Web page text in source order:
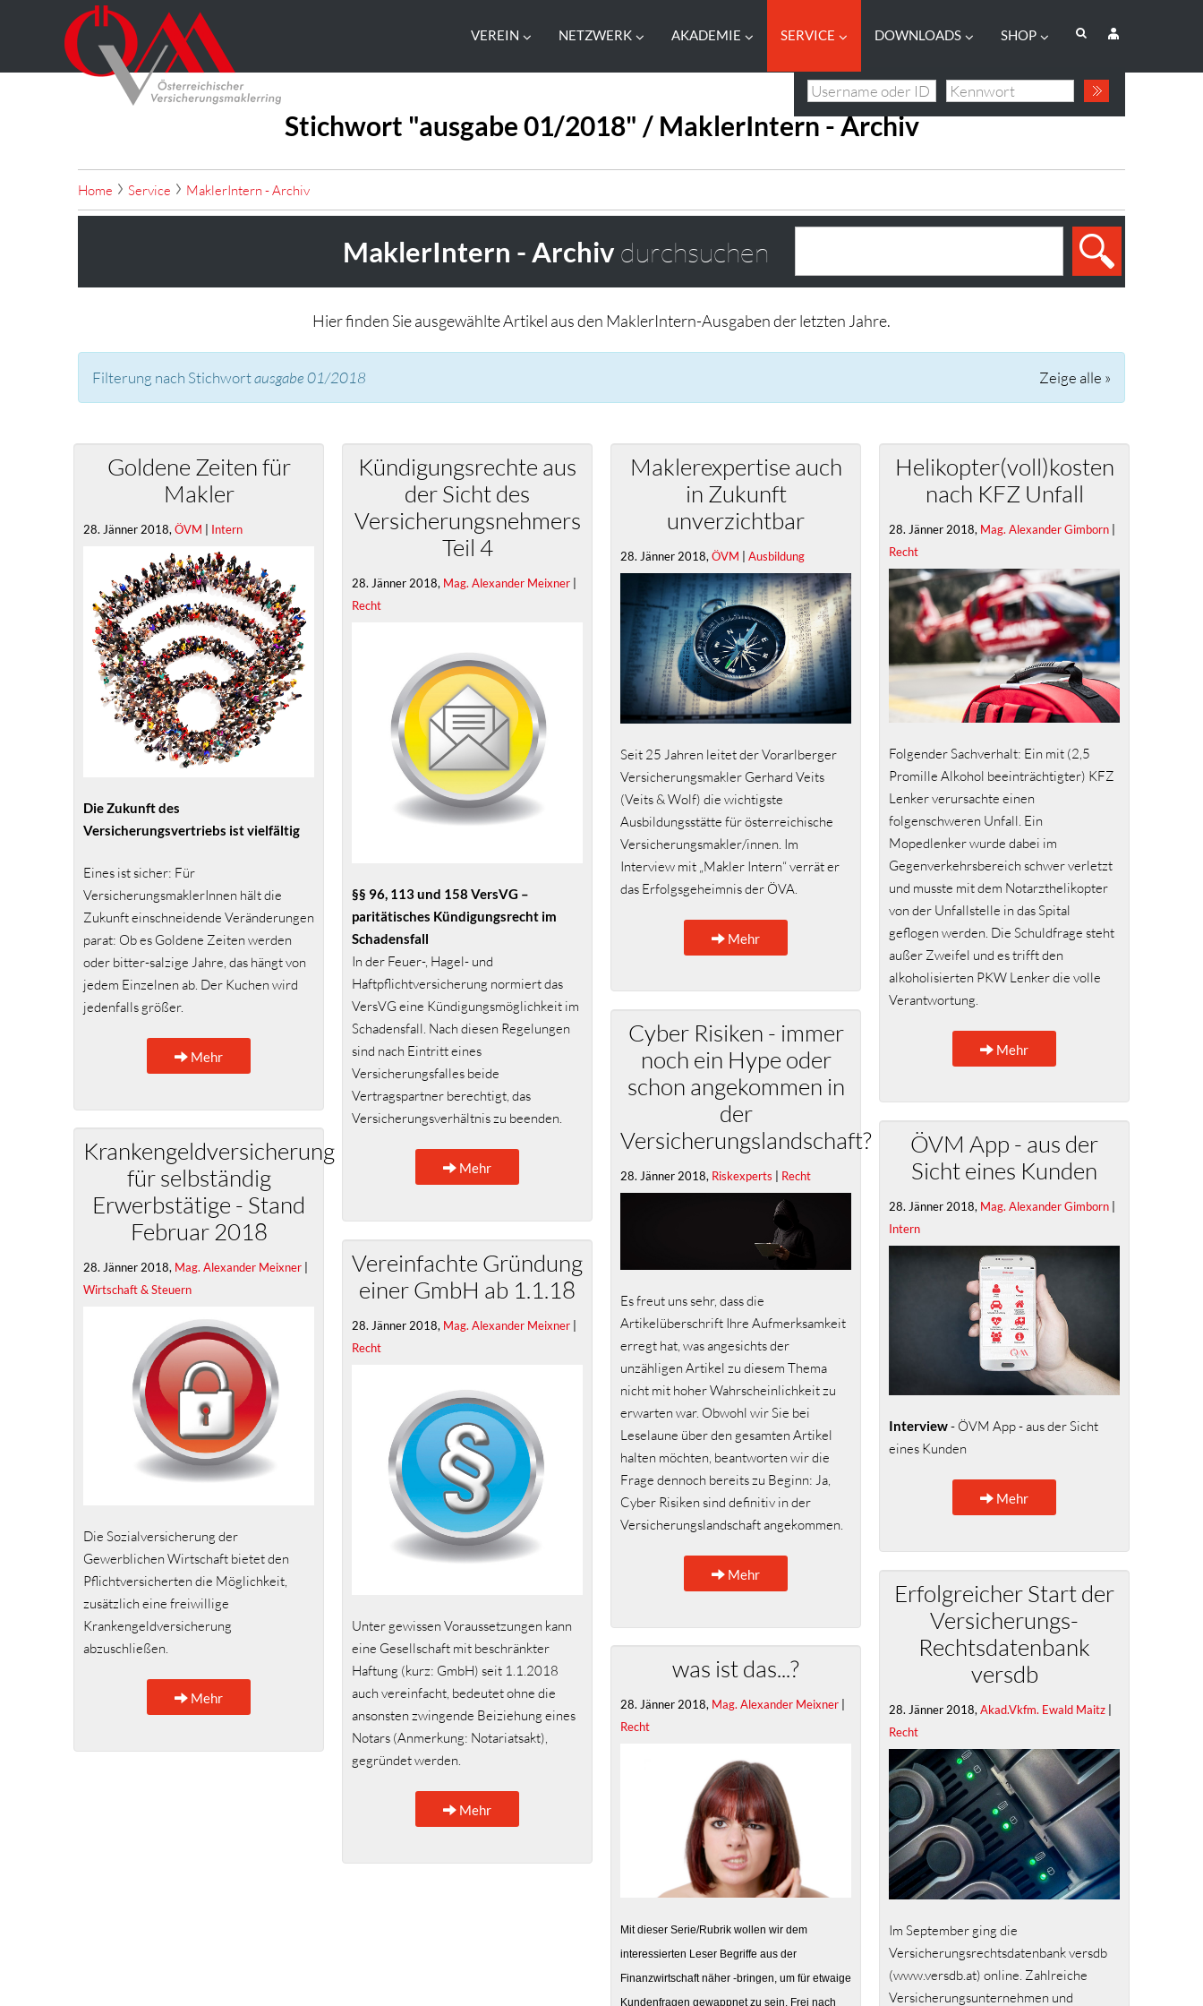
VEREIN NETZWERK AKADEMIE SERVICE DOWNLOADS SHOP
Stichwort "ausgabe 01/2018" / MaklerIntern - Archiv
Home Service MaklerIntern - Archiv
MaklerIntern - Archivdurchsuchen
Hier finden Sie ausgewählte Artikel aus den MaklerIntern-Ausgaben der letzten Jahre.
Filterung nach Stichwortausgabe 01/2018 Zeige alle »
Goldene Zeiten für
Makler
28. Jänner 2018, ÖVM Intern
Die Zukunft des
Versicherungsvertriebs ist vielfältig
Eines ist sicher: Für
VersicherungsmaklerInnen hält die
Zukunft einschneidende Veränderungen
parat: Ob es Goldene Zeiten werden
oder bitter-salzige Jahre, das hängt von
jedem Einzelnen ab. Der Kuchen wird
jedenfalls größer.
Mehr
Kündigungsrechte aus
der Sicht des
Versicherungsnehmers
Teil 4
28. Jänner 2018, Mag. Alexander Meixner
Recht
§§ 96, 113 und 158 VersVG –
paritätisches Kündigungsrecht im
Schadensfall
In der Feuer-, Hagel- und
Haftpflichtversicherung normiert das
VersVG eine Kündigungsmöglichkeit im
Schadensfall. Nach diesen Regelungen
sind nach Eintritt eines
Versicherungsfalles beide
Vertragspartner berechtigt, das
Versicherungsverhältnis zu beenden.
Mehr
Maklerexpertise auch
in Zukunft
unverzichtbar
28. Jänner 2018, ÖVM Ausbildung
Seit 25 Jahren leitet der Vorarlberger
Versicherungsmakler Gerhard Veits
(Veits & Wolf) die wichtigste
Ausbildungsstätte für österreichische
Versicherungsmakler/innen. Im
Interview mit „Makler Intern“ verrät er
das Erfolgsgeheimnis der ÖVA.
Mehr
Helikopter(voll)kosten
nach KFZ Unfall
28. Jänner 2018, Mag. Alexander Gimborn
Recht
Folgender Sachverhalt: Ein mit (2,5
Promille Alkohol beeinträchtigter) KFZ
Lenker verursachte einen
folgenschweren Unfall. Ein
Mopedlenker wurde dabei im
Gegenverkehrsbereich schwer verletzt
und musste mit dem Notarzthelikopter
von der Unfallstelle in das Spital
geflogen werden. Die Schuldfrage steht
außer Zweifel und es trifft den
alkoholisierten PKW Lenker die volle
Verantwortung.
Mehr
Cyber Risiken - immer
noch ein Hype oder
schon angekommen in
der
Versicherungslandschaft?
28. Jänner 2018, Riskexperts Recht
Es freut uns sehr, dass die
Artikelüberschrift Ihre Aufmerksamkeit
erregt hat, was angesichts der
unzähligen Artikel zu diesem Thema
nicht mit hoher Wahrscheinlichkeit zu
erwarten war. Obwohl wir Sie bei
Leselaune über den gesamten Artikel
halten möchten, beantworten wir die
Frage dennoch bereits zu Beginn: Ja,
Cyber Risiken sind definitiv in der
Versicherungslandschaft angekommen.
Mehr
ÖVM App - aus der
Sicht eines Kunden
28. Jänner 2018, Mag. Alexander Gimborn
Intern
Interview- ÖVM App - aus der Sicht
eines Kunden
Mehr
Krankengeldversicherung
für selbständig
Erwerbstätige - Stand
Februar 2018
28. Jänner 2018, Mag. Alexander Meixner
Wirtschaft & Steuern
Die Sozialversicherung der
Gewerblichen Wirtschaft bietet den
Pflichtversicherten die Möglichkeit,
zusätzlich eine freiwillige
Krankengeldversicherung
abzuschließen.
Mehr
Vereinfachte Gründung
einer GmbH ab 1.1.18
28. Jänner 2018, Mag. Alexander Meixner
Recht
Unter gewissen Voraussetzungen kann
eine Gesellschaft mit beschränkter
Haftung (kurz: GmbH) seit 1.1.2018
auch vereinfacht, bedeutet ohne die
ansonsten zwingende Beiziehung eines
Notars (Anmerkung: Notariatsakt),
gegründet werden.
Mehr
Erfolgreicher Start der
Versicherungs-
Rechtsdatenbank
versdb
28. Jänner 2018, Akad.Vkfm. Ewald Maitz
Recht
Im September ging die
Versicherungsrechtsdatenbank versdb
(www.versdb.at) online. Zahlreiche
Versicherungsunternehmen und
was ist das...?
28. Jänner 2018, Mag. Alexander Meixner
Recht
Mit dieser Serie/Rubrik wollen wir dem
interessierten Leser Begriffe aus der
Finanzwirtschaft näher -bringen, um für etwaige
Kundenfragen gewappnet zu sein. Frei nach